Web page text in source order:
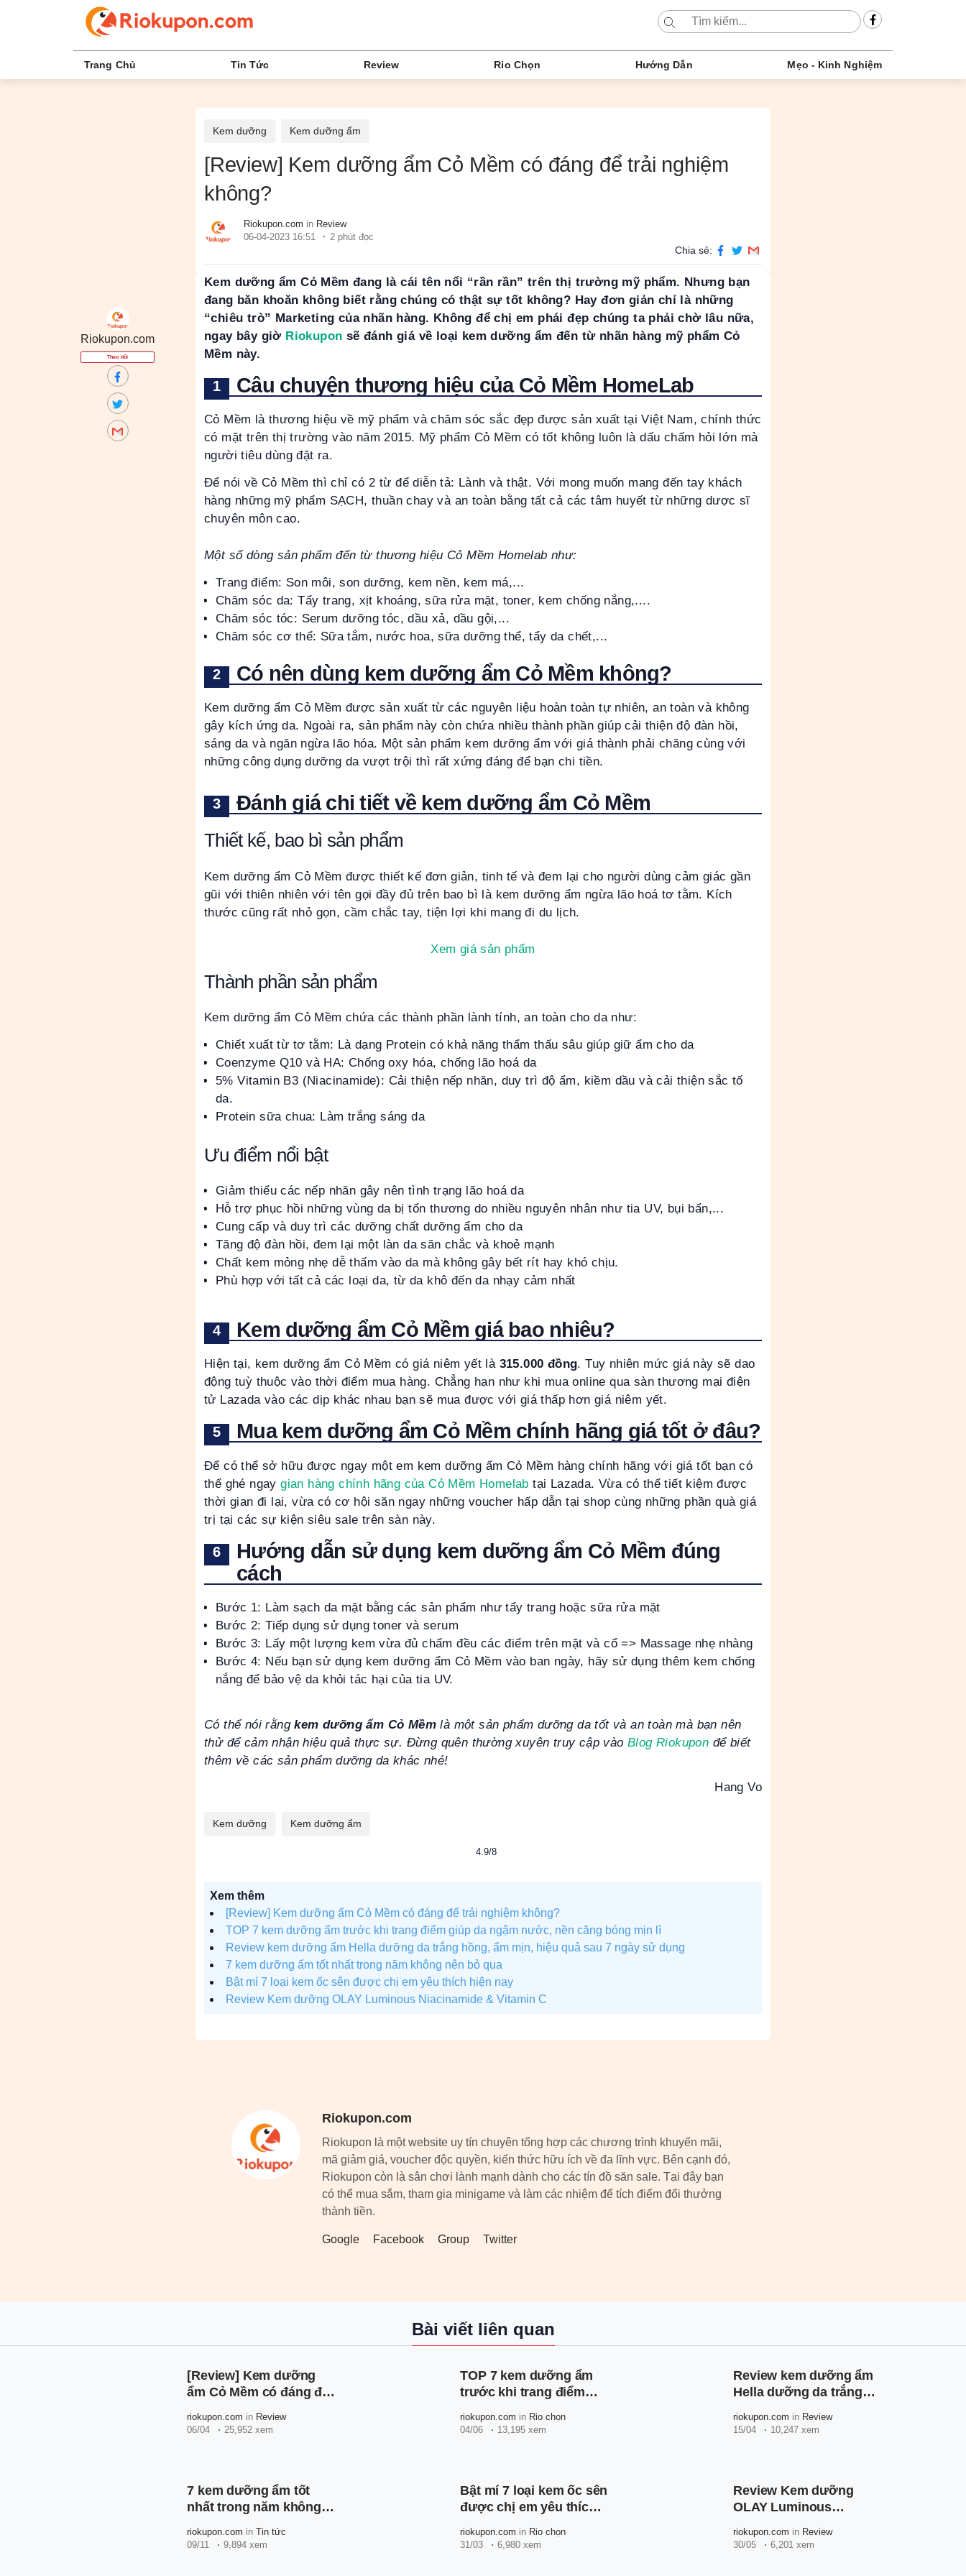
Trang Chủ Tin Tức Review Rio Chọn Hướng Dẫn Mẹo - Kinh Nghiệm
Kem dưỡng Kem dưỡng ẩm
[Review] Kem dưỡng ẩm Cỏ Mềm có đáng để trải nghiệm
không?
Riokupon.com in Review
06-04-2023 16:51
2 phút đọc
Chia sẻ:
Riokupon.com
Theo dõi
Kem dưỡng ẩm Cỏ Mềm đang là cái tên nổi “rần rần” trên thị trường mỹ phẩm. Nhưng bạn
đang băn khoăn không biết rằng chúng có thật sự tốt không? Hay đơn giản chỉ là những
“chiêu trò” Marketing của nhãn hàng. Không để chị em phái đẹp chúng ta phải chờ lâu nữa,
ngay bây giờ Riokupon sẽ đánh giá về loại kem dưỡng ẩm đến từ nhãn hàng mỹ phẩm Cỏ
Mềm này.
Câu chuyện thương hiệu của Cỏ Mềm HomeLab
Cỏ Mềm là thương hiệu về mỹ phẩm và chăm sóc sắc đẹp được sản xuất tại Việt Nam, chính thức
có mặt trên thị trường vào năm 2015. Mỹ phẩm Cỏ Mềm có tốt không luôn là dấu chấm hỏi lớn mà
người tiêu dùng đặt ra.
Để nói về Cỏ Mềm thì chỉ có 2 từ để diễn tả: Lành và thật. Với mong muốn mang đến tay khách
hàng những mỹ phẩm SẠCH, thuần chay và an toàn bằng tất cả các tâm huyết từ những dược sĩ
chuyên môn cao.
Một số dòng sản phẩm đến từ thương hiệu Cỏ Mềm Homelab như:
Trang điểm: Son môi, son dưỡng, kem nền, kem má,...
Chăm sóc da: Tẩy trang, xịt khoáng, sữa rửa mặt, toner, kem chống nắng,....
Chăm sóc tóc: Serum dưỡng tóc, dầu xả, dầu gội,...
Chăm sóc cơ thể: Sữa tắm, nước hoa, sữa dưỡng thể, tẩy da chết,...
Có nên dùng kem dưỡng ẩm Cỏ Mềm không?
Kem dưỡng ẩm Cỏ Mềm được sản xuất từ các nguyên liệu hoàn toàn tự nhiên, an toàn và không
gây kích ứng da. Ngoài ra, sản phẩm này còn chứa nhiều thành phần giúp cải thiện độ đàn hồi,
sáng da và ngăn ngừa lão hóa. Một sản phẩm kem dưỡng ẩm với giá thành phải chăng cùng với
những công dụng dưỡng da vượt trội thì rất xứng đáng để bạn chi tiền.
Đánh giá chi tiết về kem dưỡng ẩm Cỏ Mềm
Thiết kế, bao bì sản phẩm
Kem dưỡng ẩm Cỏ Mềm được thiết kế đơn giản, tinh tế và đem lại cho người dùng cảm giác gần
gũi với thiên nhiên với tên gọi đầy đủ trên bao bì là kem dưỡng ẩm ngừa lão hoá tơ tằm. Kích
thước cũng rất nhỏ gọn, cầm chắc tay, tiện lợi khi mang đi du lịch.
Xem giá sản phẩm
Thành phần sản phẩm
Kem dưỡng ẩm Cỏ Mềm chứa các thành phần lành tính, an toàn cho da như:
Chiết xuất từ tơ tằm: Là dạng Protein có khả năng thẩm thấu sâu giúp giữ ẩm cho da
Coenzyme Q10 và HA: Chống oxy hóa, chống lão hoá da
5% Vitamin B3 (Niacinamide): Cải thiện nếp nhăn, duy trì độ ẩm, kiềm dầu và cải thiện sắc tố
da.
Protein sữa chua: Làm trắng sáng da
Ưu điểm nổi bật
Giảm thiểu các nếp nhăn gây nên tình trạng lão hoá da
Hỗ trợ phục hồi những vùng da bị tổn thương do nhiều nguyên nhân như tia UV, bụi bẩn,...
Cung cấp và duy trì các dưỡng chất dưỡng ẩm cho da
Tăng độ đàn hồi, đem lại một làn da săn chắc và khoẻ mạnh
Chất kem mỏng nhẹ dễ thấm vào da mà không gây bết rít hay khó chịu.
Phù hợp với tất cả các loại da, từ da khô đến da nhạy cảm nhất
Kem dưỡng ẩm Cỏ Mềm giá bao nhiêu?
Hiện tại, kem dưỡng ẩm Cỏ Mềm có giá niêm yết là 315.000 đồng. Tuy nhiên mức giá này sẽ dao
động tuỳ thuộc vào thời điểm mua hàng. Chẳng hạn như khi mua online qua sàn thương mại điện
tử Lazada vào các dịp khác nhau bạn sẽ mua được với giá thấp hơn giá niêm yết.
Mua kem dưỡng ẩm Cỏ Mềm chính hãng giá tốt ở đâu?
Để có thể sở hữu được ngay một em kem dưỡng ẩm Cỏ Mềm hàng chính hãng với giá tốt bạn có
thể ghé ngaygian hàng chính hãng của Cỏ Mềm Homelab tại Lazada. Vừa có thể tiết kiệm được
thời gian đi lại, vừa có cơ hội săn ngay những voucher hấp dẫn tại shop cùng những phần quà giá
trị tại các sự kiện siêu sale trên sàn này.
Hướng dẫn sử dụng kem dưỡng ẩm Cỏ Mềm đúng
cách
Bước 1: Làm sạch da mặt bằng các sản phẩm như tẩy trang hoặc sữa rửa mặt
Bước 2: Tiếp dụng sử dụng toner và serum
Bước 3: Lấy một lượng kem vừa đủ chấm đều các điểm trên mặt và cổ => Massage nhẹ nhàng
Bước 4: Nếu bạn sử dụng kem dưỡng ẩm Cỏ Mềm vào ban ngày, hãy sử dụng thêm kem chống
nắng để bảo vệ da khỏi tác hại của tia UV.
Có thể nói rằngkem dưỡng ẩm Cỏ Mềmlà một sản phẩm dưỡng da tốt và an toàn mà bạn nên
thử để cảm nhận hiệu quả thực sự. Đừng quên thường xuyên truy cập vào Blog Riokupon để biết
thêm về các sản phẩm dưỡng da khác nhé!
Hang Vo
Kem dưỡng Kem dưỡng ẩm
4.9/8
Xem thêm
[Review] Kem dưỡng ẩm Cỏ Mềm có đáng để trải nghiệm không?
TOP 7 kem dưỡng ẩm trước khi trang điểm giúp da ngậm nước, nền căng bóng mịn lì
Review kem dưỡng ẩm Hella dưỡng da trắng hồng, ẩm mịn, hiệu quả sau 7 ngày sử dụng
7 kem dưỡng ẩm tốt nhất trong năm không nên bỏ qua
Bật mí 7 loại kem ốc sên được chị em yêu thích hiện nay
Review Kem dưỡng OLAY Luminous Niacinamide & Vitamin C
Riokupon.com
Riokupon là một website uy tín chuyên tổng hợp các chương trình khuyến mãi,
mã giảm giá, voucher độc quyền, kiến thức hữu ích về đa lĩnh vực. Bên cạnh đó,
Riokupon còn là sân chơi lành mạnh dành cho các tín đồ săn sale. Tại đây bạn
có thể mua sắm, tham gia minigame và làm các nhiệm để tích điểm đổi thưởng
thành tiền.
Google Facebook Group Twitter
Bài viết liên quan
[Review] Kem dưỡng
ẩm Cỏ Mềm có đáng để
riokupon.com in Review
06/04
25,952 xem
TOP 7 kem dưỡng ẩm
trước khi trang điểm
nền căng bóng mịn lì
riokupon.com in Rio chọn
04/06
13,195 xem
Review kem dưỡng ẩm
Hella dưỡng da trắng
sau 7 ngày sử dụng
riokupon.com in Review
15/04
10,247 xem
7 kem dưỡng ẩm tốt
nhất trong năm không
riokupon.com inTin tức
09/11
9,894 xem
Bật mí 7 loại kem ốc sên
được chị em yêu thích
riokupon.com in Rio chọn
31/03
6,980 xem
Review Kem dưỡng
OLAY Luminous
C
riokupon.com in Review
30/05
6,201 xem